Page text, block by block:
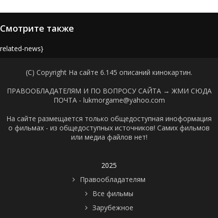
Смотрите также
news}
(C) Copyright На сайте 6.145 описаний кинокартин.
ПРАВООБЛАДАТЕЛЯМ И ПО ВОПРОСУ САЙТА → ЖМИ СЮДА
ПОЧТА - lukmorgame@yahoo.com
На сайте размещается только общедоступная иноформация
о фильмах - из общедоступных источников! Самих фильмов
или медиа файлов нет!
2025
Правообладателям
Все фильмы
Зарубежное